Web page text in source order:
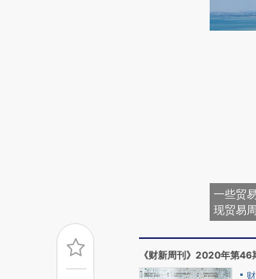
一些贸
现贸易
《财新周刊》2020年第46